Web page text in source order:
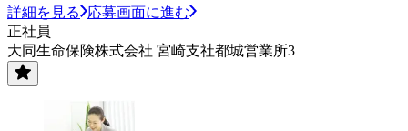
詳細を見る
応募画面に進む
正社員
大同生命保険株式会社 宮崎支社都城営業所3